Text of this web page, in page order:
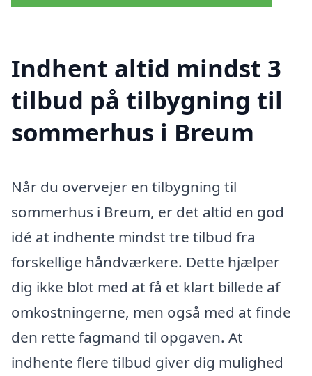
Indhent altid mindst 3
tilbud på tilbygning til
sommerhus i Breum
Når du overvejer en tilbygning til
sommerhus i Breum, er det altid en god
idé at indhente mindst tre tilbud fra
forskellige håndværkere. Dette hjælper
dig ikke blot med at få et klart billede af
omkostningerne, men også med at finde
den rette fagmand til opgaven. At
indhente flere tilbud giver dig mulighed